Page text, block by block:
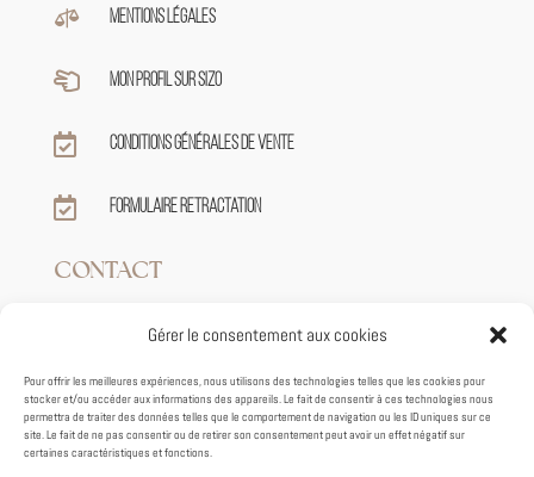
Gérer le consentement aux cookies
Pour offrir les meilleures expériences, nous utilisons des technologies telles que les cookies pour
stocker et/ou accéder aux informations des appareils. Le fait de consentir à ces technologies nous
permettra de traiter des données telles que le comportement de navigation ou les ID uniques sur ce
site. Le fait de ne pas consentir ou de retirer son consentement peut avoir un effet négatif sur
certaines caractéristiques et fonctions.
 Mentions légales
 Mon profil sur sizo
 Conditions générales de vente
 Formulaire retractation
CONTACT
+33 7 82 62 39 59
 contact@tiphaineroux.fr
95 VIEUX VHEMIN DE GRENADE